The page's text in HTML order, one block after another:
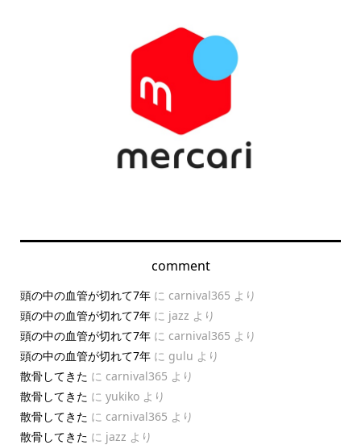
comment
頭の中の血管が切れて7年に carnival365 より
頭の中の血管が切れて7年に jazz より
頭の中の血管が切れて7年に carnival365 より
頭の中の血管が切れて7年に gulu より
散骨してきた に carnival365 より
散骨してきた に yukikoより
散骨してきた に carnival365 より
散骨してきた に jazz より